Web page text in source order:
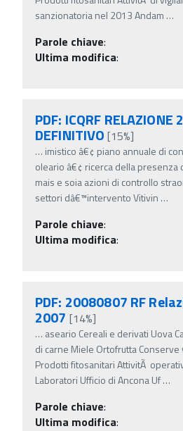
sanzionatoria nel 2013 Andam …
Parole chiave:
Ultima modifica:
PDF: ICQRF RELAZIONE
DEFINITIVO [15%]
… imistico â€¢ piano annuale di
oleario â€¢ ricerca della presenza
mais e soia azioni di controllo
settori dâ€™intervento Vitivin …
Parole chiave:
Ultima modifica:
PDF: 20080807 RF
2007 [14%]
… aseario Cereali e derivati Uova
di carne Miele Ortofrutta Conserve
Prodotti fitosanitari AttivitÃ
Laboratori Ufficio di Ancona Uf…
Parole chiave:
Ultima modifica: